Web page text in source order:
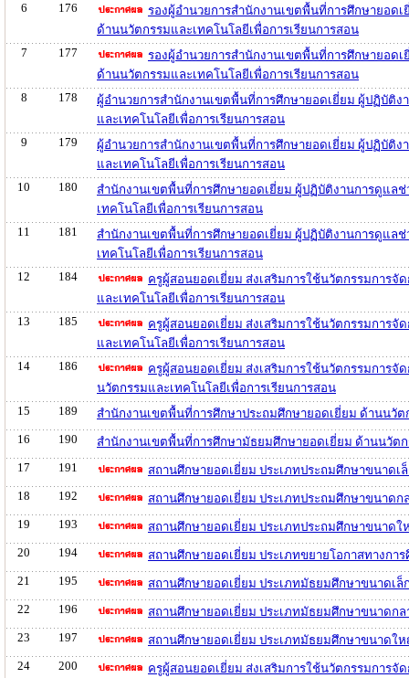
6
176
รองผู้อำนวยการสำนักงานเขตพื้นที่การศึกษายอด
ด้านนวัตกรรมและเทคโนโลยีเพื่อการเรียนการสอน
7
177
รองผู้อำนวยการสำนักงานเขตพื้นที่การศึกษายอด
ด้านนวัตกรรมและเทคโนโลยีเพื่อการเรียนการสอน
8
178
ผู้อำนวยการสำนักงานเขตพื้นที่การศึกษายอดเยี่ยม ผู้ปฏิบัติ
และเทคโนโลยีเพื่อการเรียนการสอน
9
179
ผู้อำนวยการสำนักงานเขตพื้นที่การศึกษายอดเยี่ยม ผู้ปฏิบัติ
และเทคโนโลยีเพื่อการเรียนการสอน
10
180
สำนักงานเขตพื้นที่การศึกษายอดเยี่ยม ผู้ปฏิบัติงานการดูแล
เทคโนโลยีเพื่อการเรียนการสอน
11
181
สำนักงานเขตพื้นที่การศึกษายอดเยี่ยม ผู้ปฏิบัติงานการดูแล
เทคโนโลยีเพื่อการเรียนการสอน
12
184
ครูผู้สอนยอดเยี่ยม ส่งเสริมการใช้นวัตกรรมการจั
และเทคโนโลยีเพื่อการเรียนการสอน
13
185
ครูผู้สอนยอดเยี่ยม ส่งเสริมการใช้นวัตกรรมการจั
และเทคโนโลยีเพื่อการเรียนการสอน
14
186
ครูผู้สอนยอดเยี่ยม ส่งเสริมการใช้นวัตกรรมการจั
นวัตกรรมและเทคโนโลยีเพื่อการเรียนการสอน
15
189
สำนักงานเขตพื้นที่การศึกษาประถมศึกษายอดเยี่ยม ด้านนวัต
16
190
สำนักงานเขตพื้นที่การศึกษามัธยมศึกษายอดเยี่ยม ด้านนวัต
17
191
สถานศึกษายอดเยี่ยม ประเภทประถมศึกษาขนาดเ
18
192
สถานศึกษายอดเยี่ยม ประเภทประถมศึกษาขนาดก
19
193
สถานศึกษายอดเยี่ยม ประเภทประถมศึกษาขนาด
20
194
สถานศึกษายอดเยี่ยม ประเภทขยายโอกาสทางกา
21
195
สถานศึกษายอดเยี่ยม ประเภทมัธยมศึกษาขนาดเ
22
196
สถานศึกษายอดเยี่ยม ประเภทมัธยมศึกษาขนาดก
23
197
สถานศึกษายอดเยี่ยม ประเภทมัธยมศึกษาขนาดใ
24
200
ครูผู้สอนยอดเยี่ยม ส่งเสริมการใช้นวัตกรรมการจั